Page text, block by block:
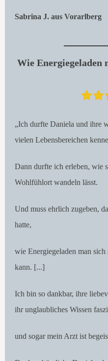
Sabrina J. aus Vorarlberg
Wie Energiegeladen
„Ich durfte Daniela und ihre
vielen Lebensbereichen
Dann durfte ich erleben, wie
Wohlfühlort wandeln lässt.
Und muss ehrlich zugeben,
hatte,
wie Energiegeladen man
kann. [...]
Ich bin so dankbar, ihre
ihr unglaubliches Wissen
und sogar mein Arzt ist